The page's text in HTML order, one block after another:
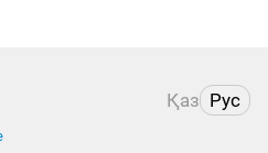
Қаз Рус